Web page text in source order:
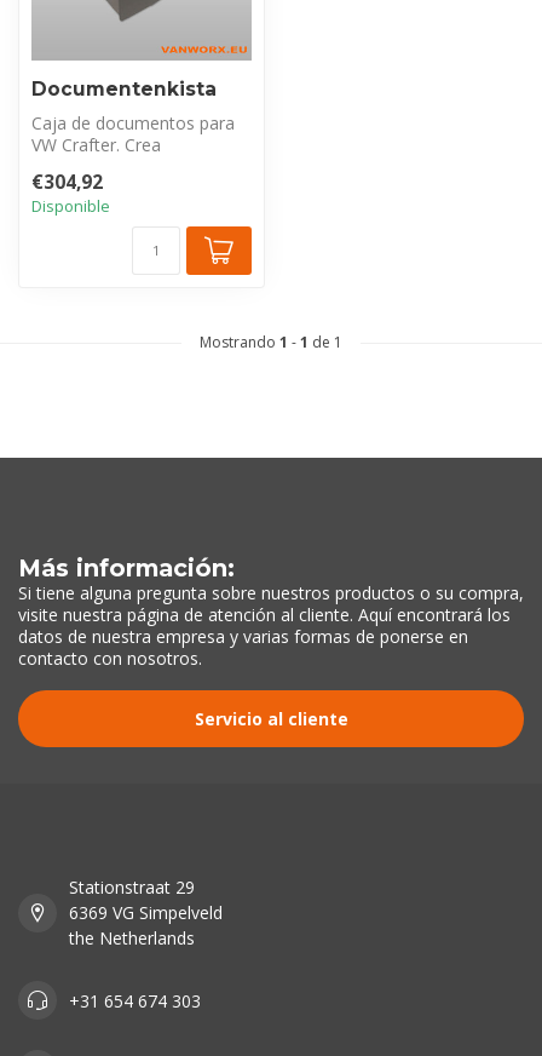
Documentenkista
Caja de documentos para
VW Crafter. Crea
organizado entre l...
€304,92
Disponible
Mostrando 1 -1 de 1
Más información:
Si tiene alguna pregunta sobre nuestros productos o su compra,
visite nuestra página de atención al cliente. Aquí encontrará los
datos de nuestra empresa y varias formas de ponerse en
contacto con nosotros.
Servicio al cliente
Stationstraat 29
6369 VG Simpelveld
the Netherlands
+31 654 674 303